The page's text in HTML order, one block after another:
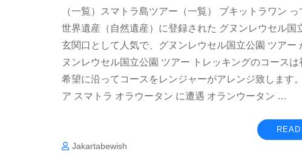
（一覧）スマトラ島ツアー（一覧） ブキットラワン
世界遺産（自然遺産）に登録された グヌンレウセル
玄関口として人気で、グヌンレウセル国立公園 ツア
ヌンレウセル国立公園 ツアー トレッキングのコース
希望に沿ってコースをレンジャーがアレンジ致します
ア スマトラ オラウータン に遭遇 オランウータン …
Jakartabewish